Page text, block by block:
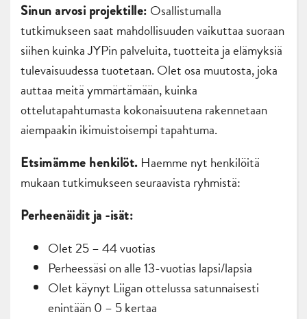
Sinun arvosi projektille: Osallistumalla
tutkimukseen saat mahdollisuuden vaikuttaa suoraan
siihen kuinka JYPin palveluita, tuotteita ja elämyksiä
tulevaisuudessa tuotetaan. Olet osa muutosta, joka
auttaa meitä ymmärtämään, kuinka
ottelutapahtumasta kokonaisuutena rakennetaan
aiempaakin ikimuistoisempi tapahtuma.
Etsimämme henkilöt. Haemme nyt henkilöitä
mukaan tutkimukseen seuraavista ryhmistä:
Perheenäidit ja -isät:
Olet 25 – 44 vuotias
Perheessäsi on alle 13-vuotias lapsi/lapsia
Olet käynyt Liigan ottelussa satunnaisesti
enintään 0 – 5 kertaa